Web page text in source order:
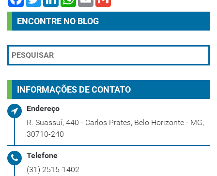
ENCONTRE NO BLOG
INFORMAÇÕES DE CONTATO
Endereço
R. Suassuí, 440 - Carlos Prates, Belo Horizonte - MG,
30710-240
Telefone
(31) 2515-1402